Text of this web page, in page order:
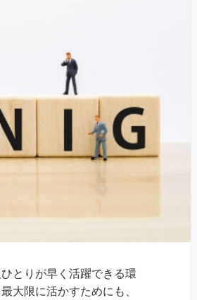
とりが早く活躍できる環
大限に活かすためにも、